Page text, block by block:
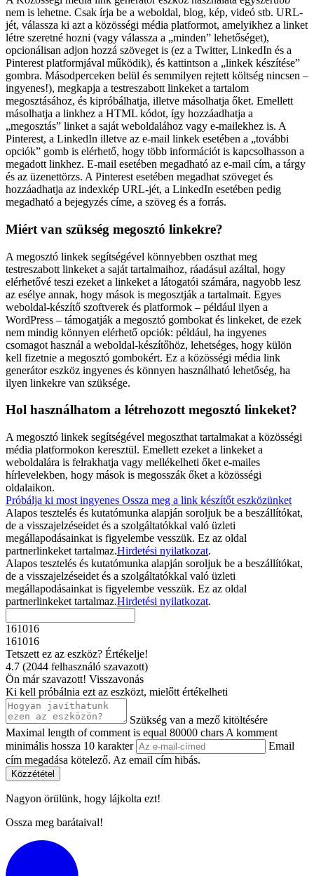
nem is lehetne. Csak írja be a weboldal, blog, kép, videó stb. URL-
jét, válassza ki azt a közösségi média platformot, amelyikhez a linket
létre szeretné hozni (vagy válassza a „minden” lehetőséget),
opcionálisan adjon hozzá szöveget is (ez a Twitter, LinkedIn és a
Pinterest platformjával működik), és kattintson a „linkek készítése”
gombra. Másodperceken belül és semmilyen rejtett költség nincsen –
ingyenes!), megkapja a testreszabott linkeket a tartalom
megosztásához, és kipróbálhatja, illetve másolhatja őket. Emellett
másolhatja a linkhez a HTML kódot, így hozzáadhatja a
„megosztás” linket a saját weboldalához vagy e-mailekhez is. A
Pinterest, a LinkedIn illetve az e-mail linkek esetében a „további
opciók” gomb is elérhető, hogy több információt is kapcsolhasson a
megadott linkhez. E-mail esetében megadható az e-mail cím, a tárgy
és az üzenettörzs. A Pinterest esetében megadhat szöveget és
hozzáadhatja az indexkép URL-jét, a LinkedIn esetében pedig
megadható a bejegyzés címe, a szöveg és a forrás.
Miért van szükség megosztó linkekre?
A megosztó linkek segítségével könnyebben oszthat meg
testreszabott linkeket a saját tartalmaihoz, ráadásul azáltal, hogy
elérhetővé teszi ezeket a linkeket a látogatói számára, nagyobb lesz
az esélye annak, hogy mások is megosztják a tartalmait. Egyes
weboldal-készítő szoftverek és platformok – például ilyen a
WordPress – támogatják a megosztó gombokat és linkeket, de ezek
nem mindig könnyen elérhető opciók: például, ha ingyenes
csomagot használ a weboldal-készítőhöz, lehetséges, hogy külön
kell fizetnie a megosztó gombokért. Ez a közösségi média link
generátor eszköz ingyenes és könnyen használható lehetőség, ha
ilyen linkekre van szüksége.
Hol használhatom a létrehozott megosztó linkeket?
A megosztó linkek segítségével megoszthat tartalmakat a közösségi
média platformokon keresztül. Emellett ezeket a linkeket a
weboldalára is felrakhatja vagy mellékelheti őket e-mailes
hírlevelekben, hogy mások is megosszák őket a közösségi
oldalaikon.
Próbálja ki most ingyenes Ossza meg a link készítőt eszközünket
Alapos tesztelés és kutatómunka alapján soroljuk be a beszállítókat,
de a visszajelzéseidet és a szolgáltatókkal való üzleti
megállapodásainkat is figyelembe vesszük. Ez az oldal
partnerlinkeket tartalmaz.Hirdetési nyilatkozat.
Alapos tesztelés és kutatómunka alapján soroljuk be a beszállítókat,
de a visszajelzéseidet és a szolgáltatókkal való üzleti
megállapodásainkat is figyelembe vesszük. Ez az oldal
partnerlinkeket tartalmaz.Hirdetési nyilatkozat.
161016
161016
Tetszett ez az eszköz? Értékelje!
4.7 (2044 felhasználó szavazott)
Ön már szavazott! Visszavonás
Ki kell próbálnia ezt az eszközt, mielőtt értékelheti
Szükség van a mező kitöltésére
Maximal length of comment is equal 80000 chars A komment
minimális hossza 10 karakter
Email
cím megadása kötelező. Az email cím hibás.
Közzététel
Nagyon örülünk, hogy lájkolta ezt!
Ossza meg barátaival!